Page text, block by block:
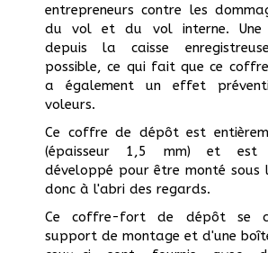
entrepreneurs contre les
du vol et du vol interne. Une
depuis la caisse
possible, ce qui fait que ce
a également un effet
voleurs.
Ce coffre de dépôt est
(épaisseur 1,5 mm) et est
développé pour être monté sous
donc à l'abri des regards.
Ce coffre-fort de dépôt se
support de montage et d'une